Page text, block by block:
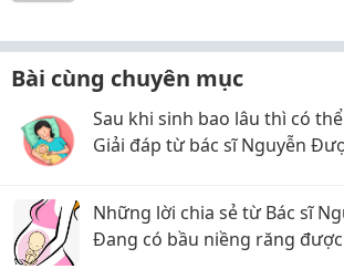
Bài cùng chuyên mục
Sau khi sinh bao lâu thì có
Giải đáp từ bác sĩ Nguyễn
Những lời chia sẻ từ Bác sĩ
Đang có bầu niềng răng